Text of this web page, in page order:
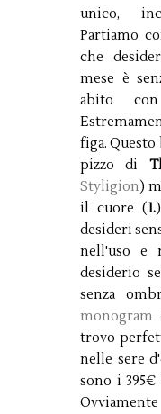
unico,
Partiamo
che
mese è
abito
figa.
pizzo di
Styligion)
il cuore (1.
desideri
nell'uso e
desiderio
senza
trovo
nelle sere
sono i